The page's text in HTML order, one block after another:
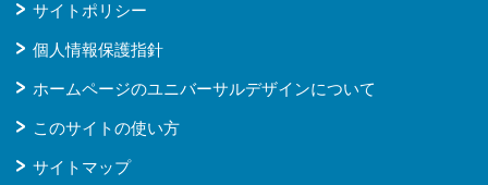
サイトポリシー
個人情報保護指針
ホームページのユニバーサルデザインについて
このサイトの使い方
サイトマップ